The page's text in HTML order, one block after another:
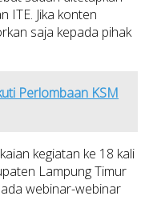
ITE. Jika konten
saja kepada pihak
Perlombaan KSM
kegiatan ke 18 kali
Lampung Timur
webinar-webinar